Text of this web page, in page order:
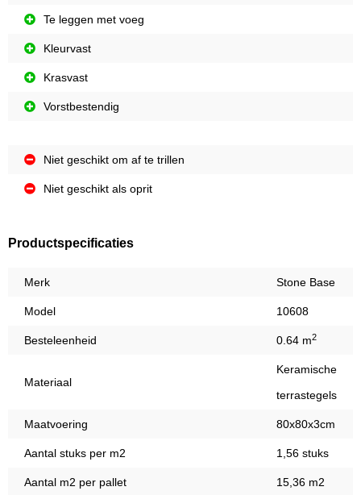
Te leggen met voeg
Kleurvast
Krasvast
Vorstbestendig
Niet geschikt om af te trillen
Niet geschikt als oprit
Productspecificaties
Merk Stone Base
Model 10608
Besteleenheid 0.64 m2
Materiaal
Keramische
terrastegels
Maatvoering 80x80x3cm
Aantal stuks per m2 1,56 stuks
Aantal m2 per pallet 15,36 m2